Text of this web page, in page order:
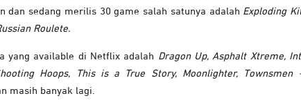
dan sedang merilis 30 game salah satunya adalah Exploding
Roulete.
yang available di Netflix adalah Dragon Up, Asphalt Xtreme,
Hoops, This is a True Story, Moonlighter, Townsmen
masih banyak lagi.